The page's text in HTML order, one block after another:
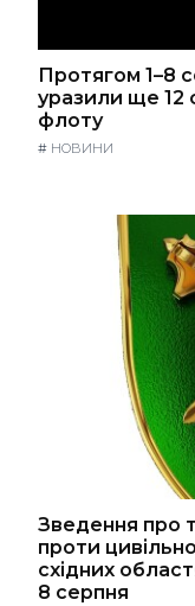
Протягом 1–8
уразили ще 12
флоту
# НОВИНИ
Зведення про
проти
східних
8 серпня